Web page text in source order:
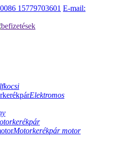
15779703601 E-mail:
Elektromos
Motorkerékpár motor